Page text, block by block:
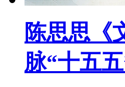
陈思思《
脉“十五